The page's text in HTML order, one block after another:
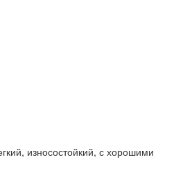
износостойкий, с хорошими